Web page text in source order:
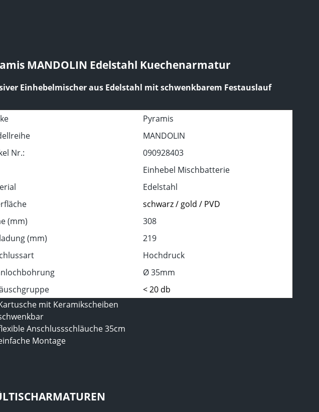
MANDOLIN Edelstahl Kuechenarmatur
Einhebelmischer aus Edelstahl mit schwenkbarem Festauslauf
Pyramis
MANDOLIN
Nr.:
090928403
Einhebel Mischbatterie
Edelstahl
schwarz / gold / PVD
(mm)
308
(mm)
219
Hochdruck
Ø 35mm
< 20 db
mit Keramikscheiben
Anschlussschläuche 35cm
Montage